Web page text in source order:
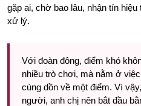
gặp ai, chờ bao lâu, nhận tín
xử lý.
Với đoàn đông, điểm khó
nhiều trò chơi, mà nằm ở
cùng dồn về một điểm. Vì
người, anh chị nên bắt đầu